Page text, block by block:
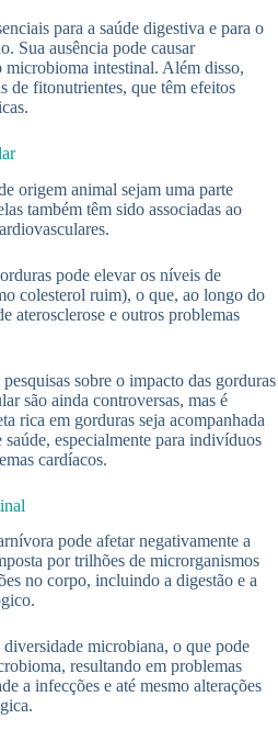
para a saúde digestiva e para o
Sua ausência pode causar
microbioma intestinal. Além disso,
de fitonutrientes, que têm efeitos
origem animal sejam uma parte
também têm sido associadas ao
pode elevar os níveis de
colesterol ruim), o que, ao longo do
aterosclerose e outros problemas
sobre o impacto das gorduras
são ainda controversas, mas é
rica em gorduras seja acompanhada
especialmente para indivíduos
cardíacos.
pode afetar negativamente a
por trilhões de microrganismos
no corpo, incluindo a digestão e a
microbiana, o que pode
resultando em problemas
a infecções e até mesmo alterações